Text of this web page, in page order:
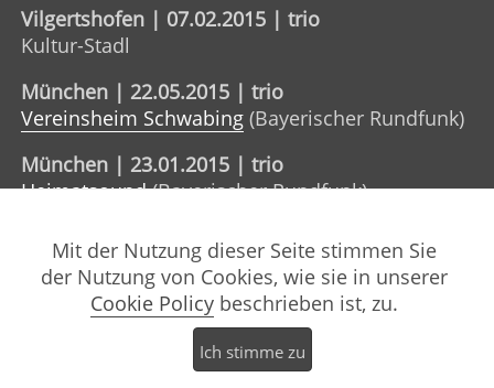
Vilgertshofen | 07.02.2015 | trio
Kultur-Stadl
München | 22.05.2015 | trio
Vereinsheim Schwabing (Bayerischer Rundfunk)
München | 23.01.2015 | trio
Heimatsound(Bayerischer Rundfunk)
Dachau | 18.12.2014 | trio
Kultur-Schranne
Inning | 31.10.2014 | trio
Fürstenfeldbruck | 30.08.2014 | trio
Mit der Nutzung dieser Seite stimmen Sie
der Nutzung von Cookies, wie sie in unserer
Cookie Policy beschrieben ist, zu.
Ich stimme zu